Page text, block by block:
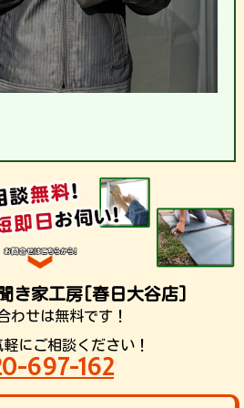
き家工房[春日大谷店]
わせは無料です！
にご相談ください！
697-162